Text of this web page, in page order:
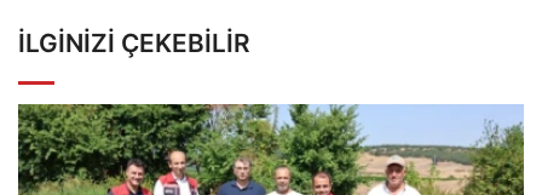
İLGINIZI ÇEKEBILIR